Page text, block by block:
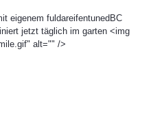
eigenem fuldareifentunedBC
jetzt täglich im garten <img
alt="" />